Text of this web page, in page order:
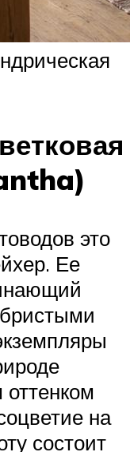
это
Ее
на
состоит